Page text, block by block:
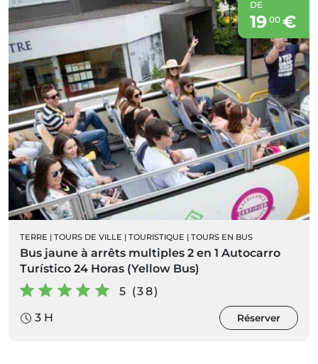
DE
19 00€
TERRE | TOURS DE VILLE | TOURISTIQUE | TOURS EN BUS
Bus jaune à arrêts multiples 2 en 1 Autocarro
Turístico 24 Horas (Yellow Bus)
5 (38)
3 H
Réserver